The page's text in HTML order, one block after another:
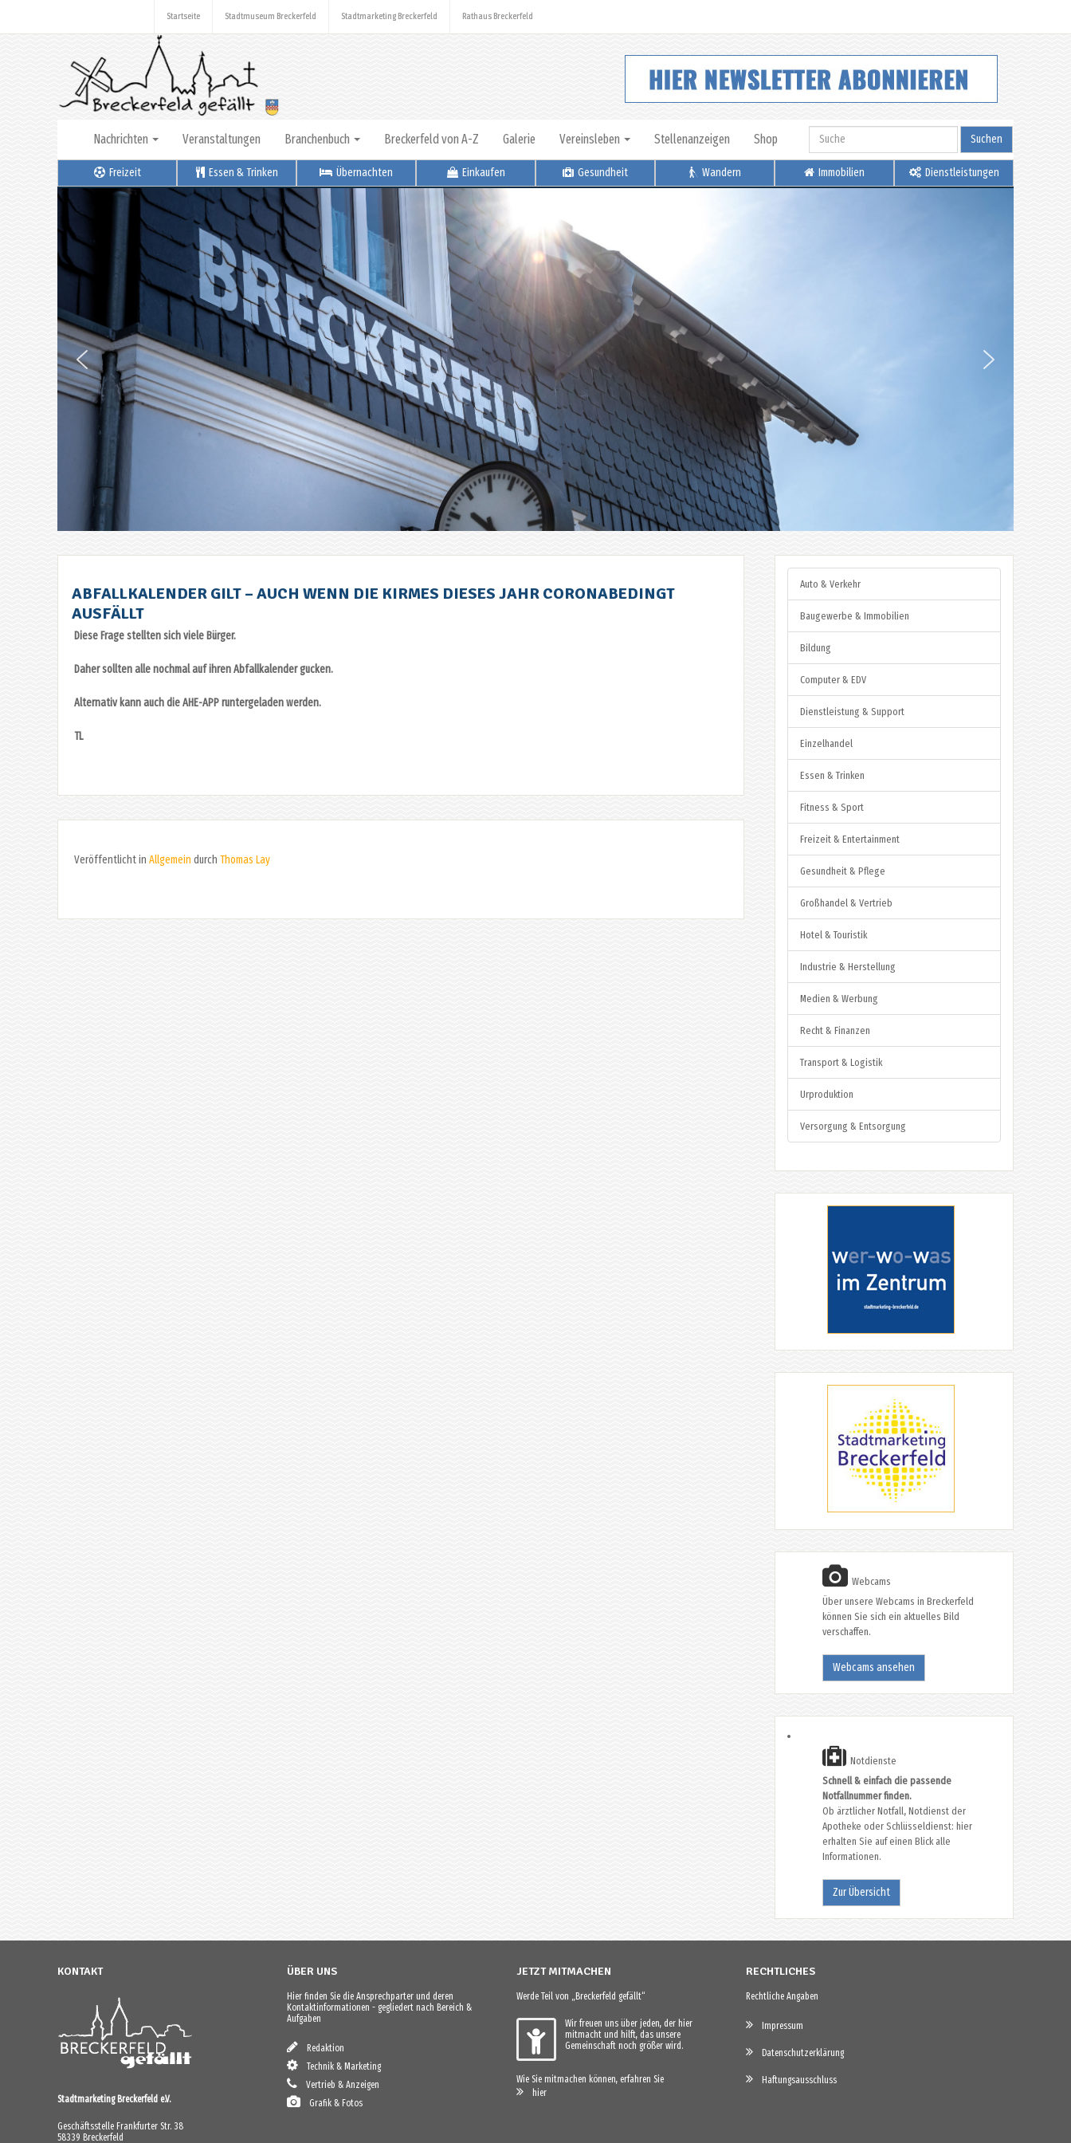
Startseite Stadtmuseum Breckerfeld Stadtmarketing Breckerfeld Rathaus Breckerfeld
Nachrichten Veranstaltungen Branchenbuch Breckerfeld von A-Z Galerie Vereinsleben Stellenanzeigen Shop Suchen
Freizeit Essen & Trinken Übernachten Einkaufen Gesundheit Wandern Immobilien Dienstleistungen
ABFALLKALENDER GILT – AUCH WENN DIE KIRMES DIESES JAHR CORONABEDINGT
AUSFÄLLT
Diese Frage stellten sich viele Bürger.
Daher sollten alle nochmal auf ihren Abfallkalender gucken.
Alternativ kann auch die AHE-APP runtergeladen werden.
TL
Veröffentlicht in Allgemein durch Thomas Lay
Auto & Verkehr
Baugewerbe & Immobilien
Bildung
Computer & EDV
Dienstleistung & Support
Einzelhandel
Essen & Trinken
Fitness & Sport
Freizeit & Entertainment
Gesundheit & Pflege
Großhandel & Vertrieb
Hotel & Touristik
Industrie & Herstellung
Medien & Werbung
Recht & Finanzen
Transport & Logistik
Urproduktion
Versorgung & Entsorgung
Webcams
Über unsere Webcams in Breckerfeld
können Sie sich ein aktuelles Bild
verschaffen.
Webcams ansehen
Notdienste
Schnell & einfach die passende
Notfallnummer finden.
Ob ärztlicher Notfall, Notdienst der
Apotheke oder Schlüsseldienst: hier
erhalten Sie auf einen Blick alle
Informationen.
Zur Übersicht
KONTAKT
Stadtmarketing Breckerfeld e.V.
Geschäftsstelle Frankfurter Str. 38
58339 Breckerfeld
ÜBER UNS
Hier finden Sie die Ansprechparter und deren
Kontaktinformationen - gegliedert nach Bereich &
Aufgaben
Redaktion
Technik & Marketing
Vertrieb & Anzeigen
Grafik & Fotos
JETZT MITMACHEN
Werde Teil von „Breckerfeld gefällt“
Wir freuen uns über jeden, der hier
mitmacht und hilft, das unsere
Gemeinschaft noch größer wird.
Wie Sie mitmachen können, erfahren Sie
hier
RECHTLICHES
Rechtliche Angaben
Impressum
Datenschutzerklärung
Haftungsausschluss